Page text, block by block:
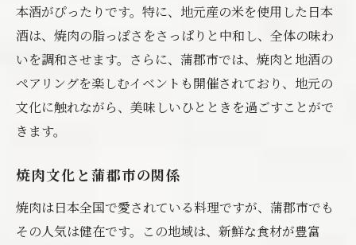
本酒がぴったりです。特に、地元産の米を使用した日本
酒は、焼肉の脂っぽさをさっぱりと中和し、全体の味わ
いを調和させます。さらに、蒲郡市では、焼肉と地酒の
ペアリングを楽しむイベントも開催されており、地元の
文化に触れながら、美味しいひとときを過ごすことがで
きます。
焼肉文化と蒲郡市の関係
焼肉は日本全国で愛されている料理ですが、蒲郡市でも
その人気は健在です。この地域は、新鮮な食材が豊富